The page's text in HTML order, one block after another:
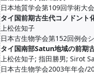
日本地質学会第109回学術大
タイ国前期古生代コノドント
上松佐知子
日本古生物学会第152回例会
タイ国南部Satun地域の前期
上松佐知子; 指田勝男; Sirot
日本古生物学会2003年年会/